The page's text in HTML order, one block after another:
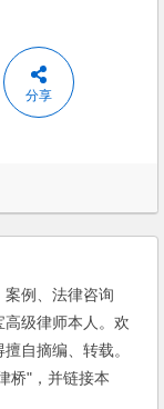
分享
例、法律咨询
级律师本人。欢
自摘编、转载。
桥"，并链接本